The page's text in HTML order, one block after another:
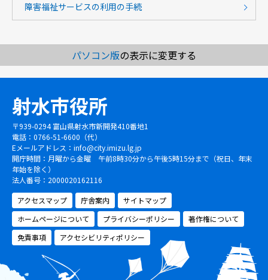
障害福祉サービスの利用の手続
パソコン版の表示に変更する
射水市役所
〒939-0294 富山県射水市新開発410番地1
電話：0766-51-6600（代）
Eメールアドレス： info@city.imizu.lg.jp
開庁時間：月曜から金曜 午前8時30分から午後5時15分まで（祝日、年末
年始を除く）
法人番号：2000020162116
アクセスマップ
庁舎案内
サイトマップ
ホームページについて
プライバシーポリシー
著作権について
免責事項
アクセシビリティポリシー